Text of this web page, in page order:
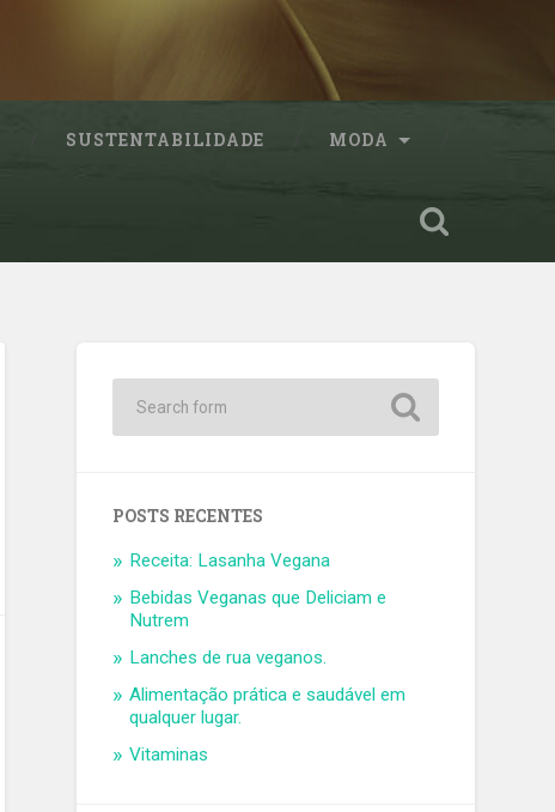
SUSTENTABILIDADE MODA
POSTS RECENTES
Receita: Lasanha Vegana
Bebidas Veganas que Deliciam e
Nutrem
Lanches de rua veganos.
Alimentação prática e saudável em
qualquer lugar.
Vitaminas